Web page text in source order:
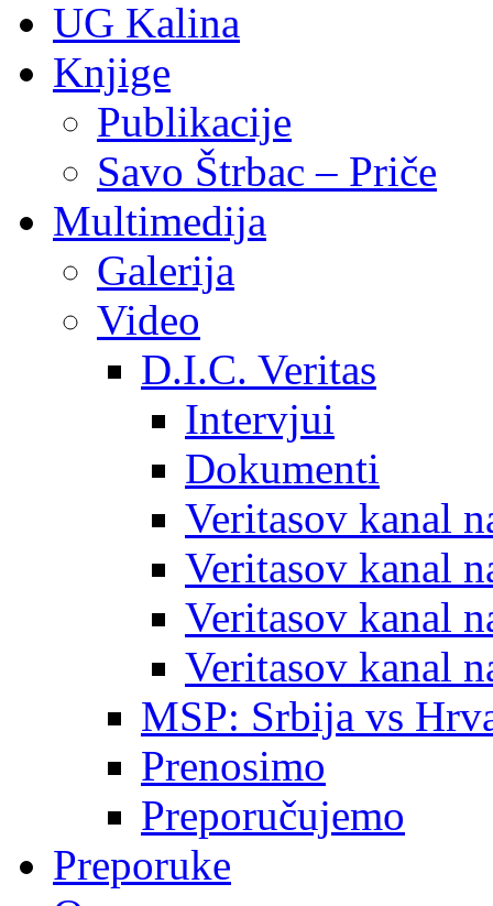
UG Kalina
Knjige
Publikacije
Savo Štrbac – Priče
Multimedija
Galerija
Video
D.I.C. Veritas
Intervjui
Dokumenti
Veritasov kanal
Veritasov kanal
Veritasov kanal
Veritasov kanal
MSP: Srbija vs
Prenosimo
Preporučujemo
Preporuke